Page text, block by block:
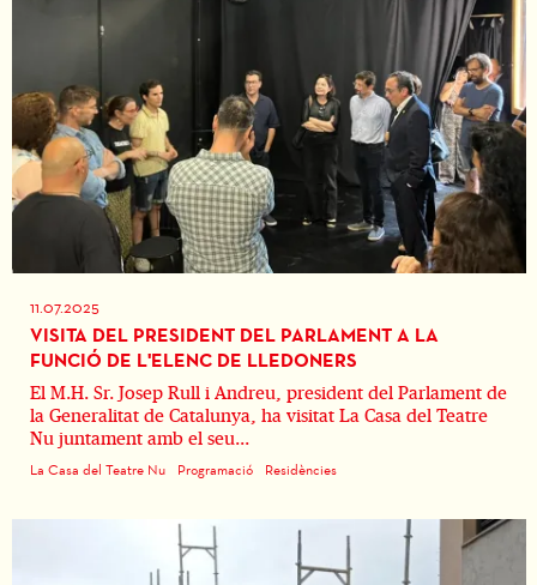
11.07.2025
VISITA DEL PRESIDENT DEL PARLAMENT A LA
FUNCIÓ DE L'ELENC DE LLEDONERS
El M.H. Sr. Josep Rull i Andreu, president del Parlament de
la Generalitat de Catalunya, ha visitat La Casa del Teatre
Nu juntament amb el seu...
La Casa del Teatre Nu Programació Residències